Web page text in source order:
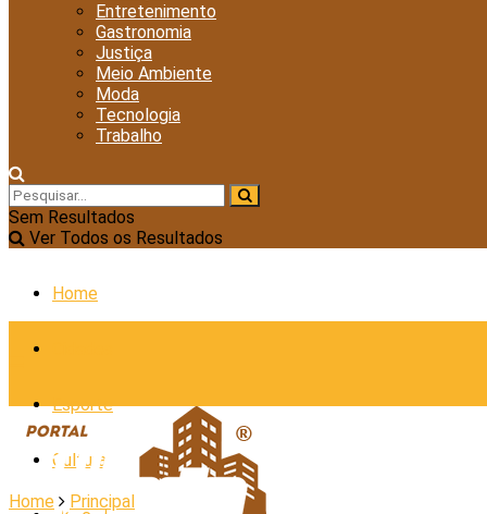
Entretenimento
Gastronomia
Justiça
Meio Ambiente
Moda
Tecnologia
Trabalho
Sem Resultados
Ver Todos os Resultados
Home
Esporte
Cultura
Home Principal